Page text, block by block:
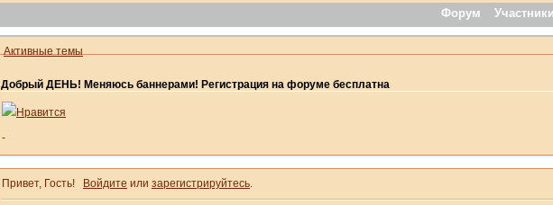
Форум Участники
Активные темы
Добрый ДЕНЬ! Меняюсь баннерами! Регистрация на форуме бесплатна
Нравится
-
Привет, Гость! Войдите или зарегистрируйтесь.